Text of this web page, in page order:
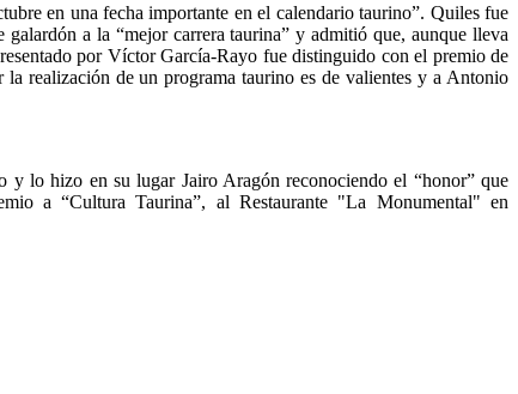
en una fecha importante en el calendario taurino”. Quiles fue
galardón a la “mejor carrera taurina” y admitió que, aunque lleva
por Víctor García-Rayo fue distinguido con el premio de
realización de un programa taurino es de valientes y a Antonio
y lo hizo en su lugar Jairo Aragón reconociendo el “honor” que
a “Cultura Taurina”, al Restaurante "La Monumental" en